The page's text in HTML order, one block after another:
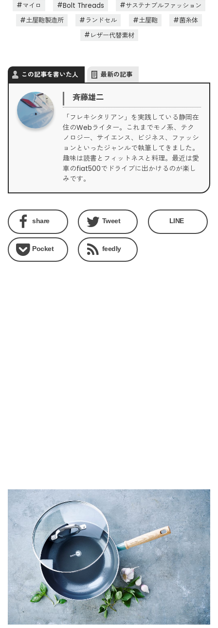
マイロ
Bolt Threads
サステナブルファッション
土屋鞄製造所
ランドセル 土屋鞄
菌糸体
レザー代替素材
この記事を書いた人 最新の記事
斉藤雄二
「フレキシタリアン」を実践している静岡在
住のWebライター。これまでモノ系、テク
ノロジー、サイエンス、ビジネス、ファッシ
ョンといったジャンルで執筆してきました。
趣味は読書とフィットネスと料理。最近は愛
車のfiat500でドライブに出かけるのが楽し
みです。
share Tweet LINE
Pocket feedly